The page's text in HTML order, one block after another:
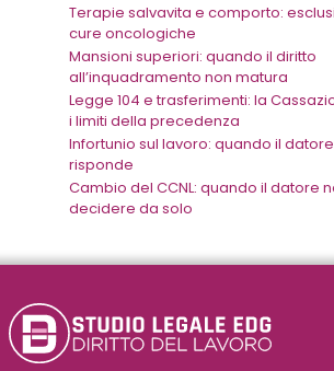
Terapie salvavita e comporto:
cure oncologiche
Mansioni superiori: quando il diritto
all’inquadramento non matura
Legge 104 e trasferimenti: la
i limiti della precedenza
Infortunio sul lavoro: quando il
risponde
Cambio del CCNL: quando il datore
decidere da solo